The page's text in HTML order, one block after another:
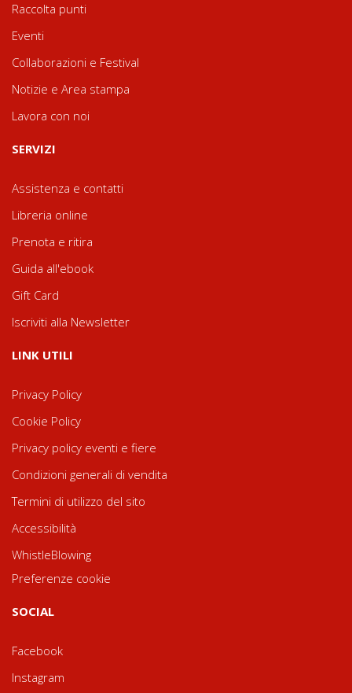
Raccolta punti
Eventi
Collaborazioni e Festival
Notizie e Area stampa
Lavora con noi
SERVIZI
Assistenza e contatti
Libreria online
Prenota e ritira
Guida all'ebook
Gift Card
Iscriviti alla Newsletter
LINK UTILI
Privacy Policy
Cookie Policy
Privacy policy eventi e fiere
Condizioni generali di vendita
Termini di utilizzo del sito
Accessibilità
WhistleBlowing
Preferenze cookie
SOCIAL
Facebook
Instagram